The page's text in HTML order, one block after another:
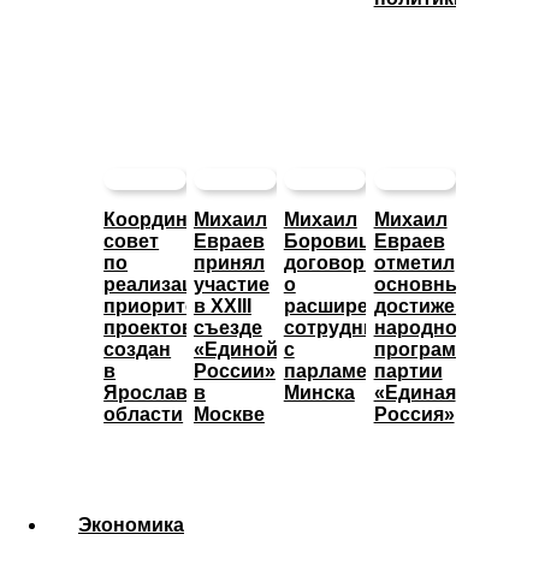
Координационный
совет
по
реализации
приоритетных
проектов
создан
в
Ярославской
области
Михаил
Евраев
принял
участие
в XXIII
съезде
«Единой
России»
в
Москве
Михаил
Боровицкий
договорился
о
расширении
сотрудничества
с
парламентом
Минска
Михаил
Евраев
отметил
основные
достижения
народной
программы
партии
«Единая
Россия»
Экономика